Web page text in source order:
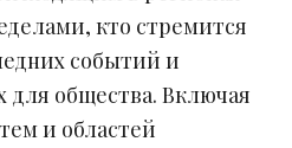
кто стремится
событий и
для общества. Включая
и областей